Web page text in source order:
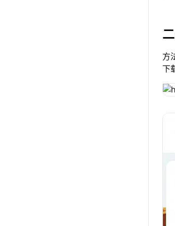
方
下